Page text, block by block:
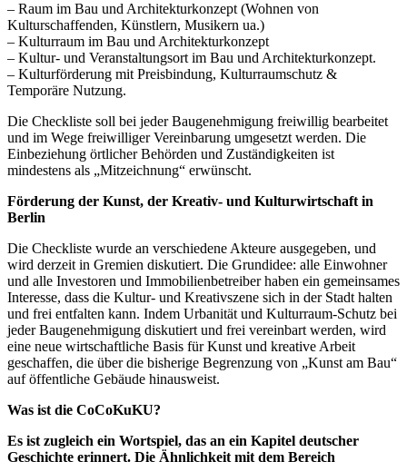
– Raum im Bau und Architekturkonzept (Wohnen von
Kulturschaffenden, Künstlern, Musikern ua.)
– Kulturraum im Bau und Architekturkonzept
– Kultur- und Veranstaltungsort im Bau und Architekturkonzept.
– Kulturförderung mit Preisbindung, Kulturraumschutz &
Temporäre Nutzung.
Die Checkliste soll bei jeder Baugenehmigung freiwillig bearbeitet
und im Wege freiwilliger Vereinbarung umgesetzt werden. Die
Einbeziehung örtlicher Behörden und Zuständigkeiten ist
mindestens als „Mitzeichnung“ erwünscht.
Förderung der Kunst, der Kreativ- und Kulturwirtschaft in
Berlin
Die Checkliste wurde an verschiedene Akteure ausgegeben, und
wird derzeit in Gremien diskutiert. Die Grundidee: alle Einwohner
und alle Investoren und Immobilienbetreiber haben ein gemeinsames
Interesse, dass die Kultur- und Kreativszene sich in der Stadt halten
und frei entfalten kann. Indem Urbanität und Kulturraum-Schutz bei
jeder Baugenehmigung diskutiert und frei vereinbart werden, wird
eine neue wirtschaftliche Basis für Kunst und kreative Arbeit
geschaffen, die über die bisherige Begrenzung von „Kunst am Bau“
auf öffentliche Gebäude hinausweist.
Was ist die CoCoKuKU?
Es ist zugleich ein Wortspiel, das an ein Kapitel deutscher
Geschichte erinnert. Die Ähnlichkeit mit dem Bereich